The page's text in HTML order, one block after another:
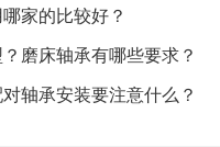
家的比较好？
磨床轴承有哪些要求？
轴承安装要注意什么？